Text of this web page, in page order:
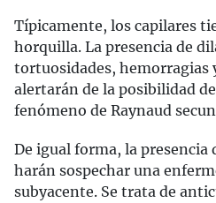
Típicamente, los capilares
horquilla. La presencia de
tortuosidades, hemorragias
alertarán de la posibilidad
fenómeno de Raynaud
De igual forma, la presencia
harán sospechar una
subyacente. Se trata de